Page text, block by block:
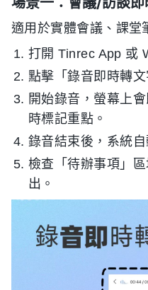
適用於實體會議、課堂
打開 Tinrec App 或
點擊「錄音即時轉文
開始錄音，螢幕上
時標記重點。
錄音結束後，系統
檢查「待辦事項」
出。